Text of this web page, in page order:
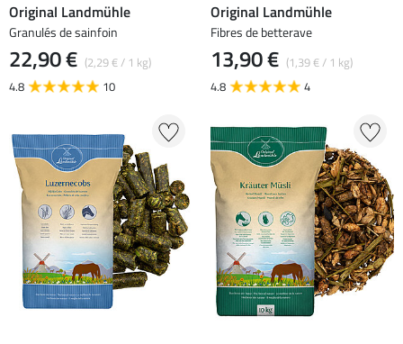
Original Landmühle
Granulés de sainfoin
22,90 € (2,29 € / 1 kg)
4.8
10
Original Landmühle
Fibres de betterave
13,90 € (1,39 € / 1 kg)
4.8
4